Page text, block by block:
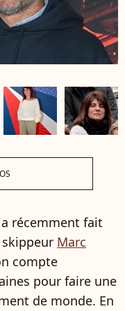
a récemment fait
Marc
compte
pour faire une
de monde. En